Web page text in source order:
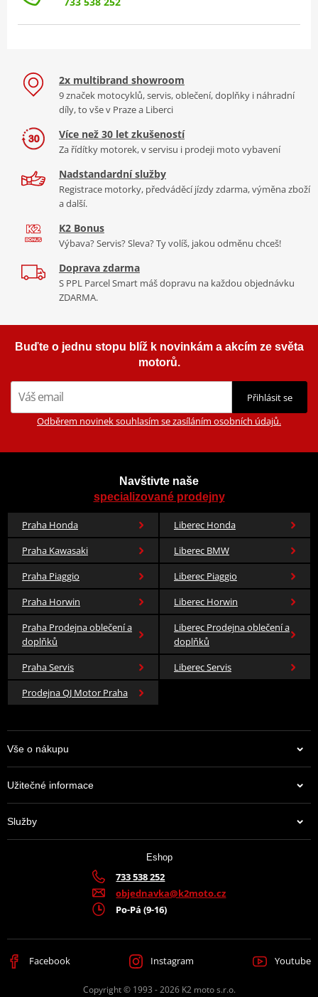
2x multibrand showroom
9 značek motocyklů, servis, oblečení, doplňky i náhradní
díly, to vše v Praze a Liberci
Více než 30 let zkušeností
Za řídítky motorek, v servisu i prodeji moto vybavení
Nadstandardní služby
Registrace motorky, předváděcí jízdy zdarma, výměna zboží
a další.
K2 Bonus
Výbava? Servis? Sleva? Ty volíš, jakou odměnu chceš!
Doprava zdarma
S PPL Parcel Smart máš dopravu na každou objednávku
ZDARMA.
Buďte o jednu stopu blíž k novinkám a akcím ze světa
motorů.
Přihlásit se
Odběrem novinek souhlasím se zasíláním osobních údajů.
Navštivte naše
specializované prodejny
Praha Honda
Liberec Honda
Praha Kawasaki
Liberec BMW
Praha Piaggio
Liberec Piaggio
Praha Horwin
Liberec Horwin
Praha Prodejna oblečení a
doplňků
Liberec Prodejna oblečení a
doplňků
Praha Servis
Liberec Servis
Prodejna QJ Motor Praha
Vše o nákupu
Užitečné informace
Služby
Eshop
733 538 252
objednavka@k2moto.cz
Po-Pá (9-16)
Facebook Instagram Youtube
Copyright © 1993 - 2026 K2 moto s.r.o.